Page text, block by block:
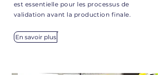
est essentielle pour les processus de
validation avant la production finale.
En savoir plus